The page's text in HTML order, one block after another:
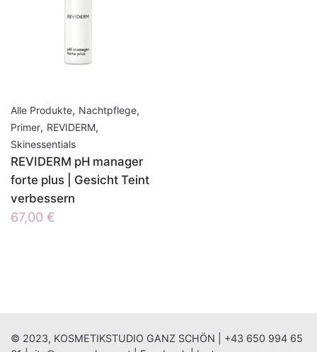
Alle Produkte, Nachtpflege,
Primer, REVIDERM,
Skinessentials
REVIDERM pH manager
forte plus | Gesicht Teint
verbessern
67,00 €
© 2023, KOSMETIKSTUDIO GANZ SCHÖN | +43 650 994 65